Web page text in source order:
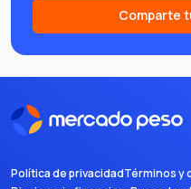
Comparte
Política de privacidadTérminos y